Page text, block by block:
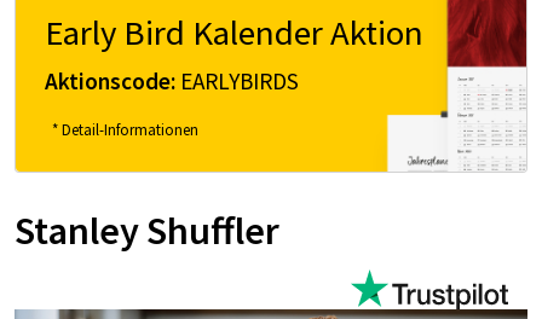
Early Bird Kalender Aktion
Aktionscode: EARLYBIRDS
* Detail-Informationen
Stanley Shuffler